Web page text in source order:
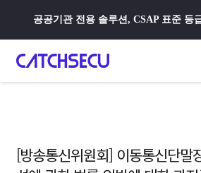
공공기관 전용 솔루션, CSAP 표준 등
[방송통신위원회] 이동통신단말